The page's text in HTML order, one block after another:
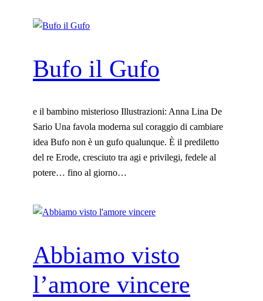
e
z
o
:
d
a
1
0
a
0
e
d
a
l
a
m
i
a
i
t
r
a
Bufo il Gufo
e il bambino misterioso Illustrazioni: Anna Lina De
Sario Una favola moderna sul coraggio di cambiare
idea Bufo non è un gufo qualunque. È il prediletto
del re Erode, cresciuto tra agi e privilegi, fedele al
potere… fino al giorno…
Abbiamo visto
l’amore vincere